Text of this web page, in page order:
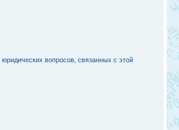
вопросов, связанных с этой